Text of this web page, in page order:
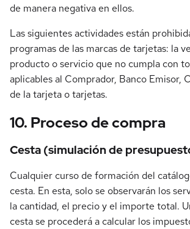
de manera negativa en ellos.
Las siguientes actividades están
programas de las marcas de tarjetas: la
producto o servicio que no cumpla con
aplicables al Comprador, Banco Emisor,
de la tarjeta o tarjetas.
10. Proceso de compra
Cesta (simulación de
Cualquier curso de formación del
cesta. En esta, solo se observarán los
la cantidad, el precio y el importe total.
cesta se procederá a calcular los